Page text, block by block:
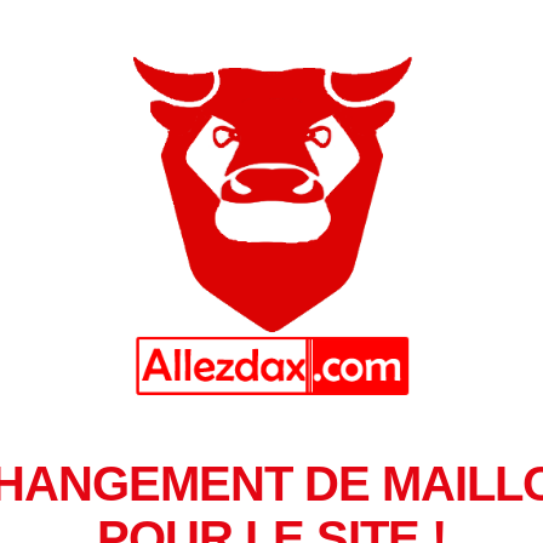
DE